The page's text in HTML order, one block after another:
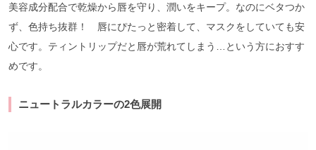
美容成分配合で乾燥から唇を守り、潤いをキープ。なのにベタつか
ず、色持ち抜群！ 唇にぴたっと密着して、マスクをしていても安
心です。ティントリップだと唇が荒れてしまう…という方におすす
めです。
ニュートラルカラーの2色展開